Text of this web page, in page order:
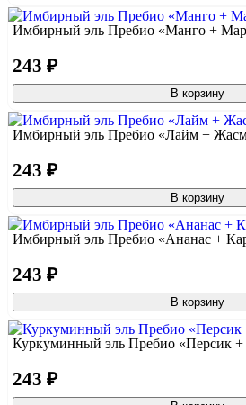
Имбирный эль Пребио «Манго +
243 ₽
В корзину
Имбирный эль Пребио «Лайм +
243 ₽
В корзину
Имбирный эль Пребио «Ананас +
243 ₽
В корзину
Куркуминный эль Пребио «Персик
243 ₽